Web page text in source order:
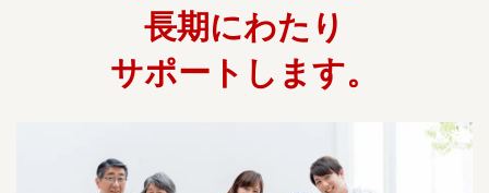
長期にわたり
サポートします。